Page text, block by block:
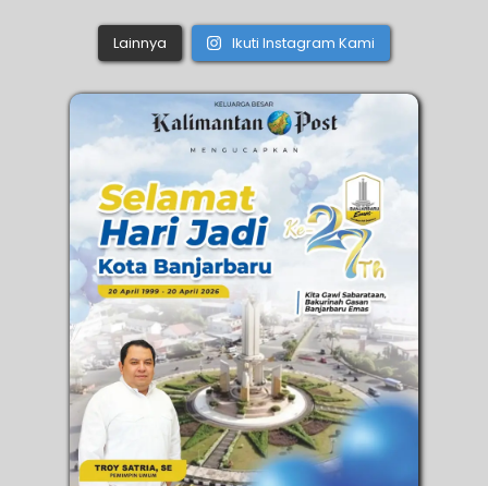
Lainnya Ikuti Instagram Kami